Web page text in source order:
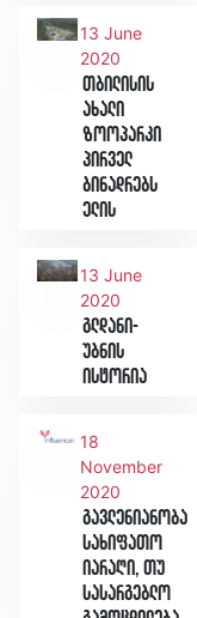
13 June
2020
თბილისის
ახალი
ზოოპარკი
პირველ
ბინადრებს
ელის
13 June
2020
გლდანი-
უბნის
ისტორია
18
November
2020
გავლენიანობა
სახიფათო
იარაღი, თუ
სასარგებლო